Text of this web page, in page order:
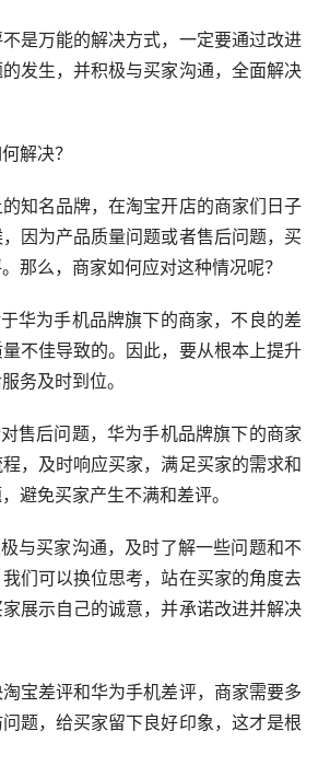
是万能的解决方式，一定要通过改进
发生，并积极与买家沟通，全面解决
解决？
知名品牌，在淘宝开店的商家们日子
因为产品质量问题或者售后问题，买
那么，商家如何应对这种情况呢？
华为手机品牌旗下的商家，不良的差
不佳导致的。因此，要从根本上提升
务及时到位。
售后问题，华为手机品牌旗下的商家
，及时响应买家，满足买家的需求和
避免买家产生不满和差评。
与买家沟通，及时了解一些问题和不
们可以换位思考，站在买家的角度去
展示自己的诚意，并承诺改进并解决
宝差评和华为手机差评，商家需要多
题，给买家留下良好印象，这才是根